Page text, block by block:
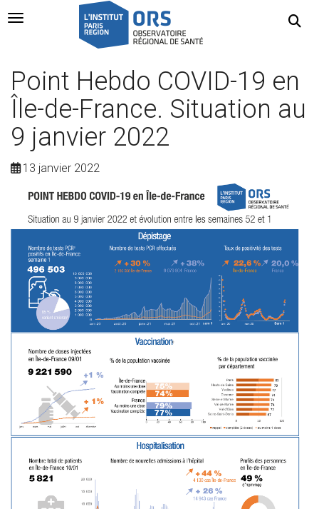
Navigation Toggle
Point Hebdo COVID-19 en
Île-de-France. Situation au
9 janvier 2022
13 janvier 2022